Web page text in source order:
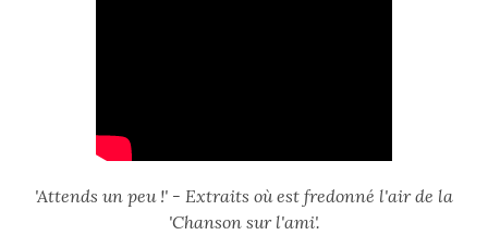
'Attends un peu !' - Extraits où est fredonné l'air de la
'Chanson sur l'ami'.